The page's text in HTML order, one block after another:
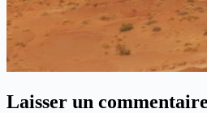
Laisser un commentaire